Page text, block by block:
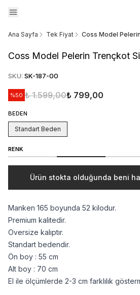
Ana Sayfa Tek Fiyat Coss Model
Coss Model Pelerin Trençkot
SKU: SK-187-00
%50 ₺ 1.599,00₺ 799,00
BEDEN
Standart Beden
RENK
Ürün stokta olduğunda beni
Manken 165 boyunda 52 kilodur.
Premium kalitedir.
Oversize kalıptır.
Standart bedendir.
Ön boy : 55 cm
Alt boy : 70 cm
El ile ölçümlerde 2-3 cm farklılık